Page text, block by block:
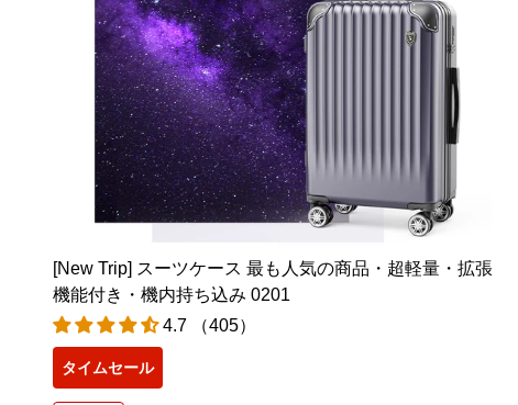
[New Trip] スーツケース 最も人気の商品・超軽量・拡張
機能付き・機内持ち込み 0201
4.7 （405）
タイムセール